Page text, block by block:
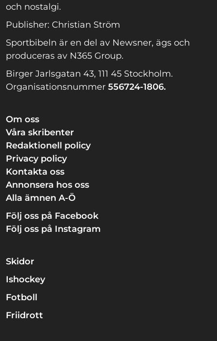
och nostalgi.
Publisher: Christian Ström
Sportbibeln är en del av Newsner, ägs och
produceras av N365 Group.
Birger Jarlsgatan 43, 111 45 Stockholm.
Organisationsnummer 556724-1806.
Om oss
Våra skribenter
Redaktionell policy
Privacy policy
Kontakta oss
Annonsera hos oss
Alla ämnen A-Ö
Följ oss på Facebook
Följ oss på Instagram
Skidor
Ishockey
Fotboll
Friidrott